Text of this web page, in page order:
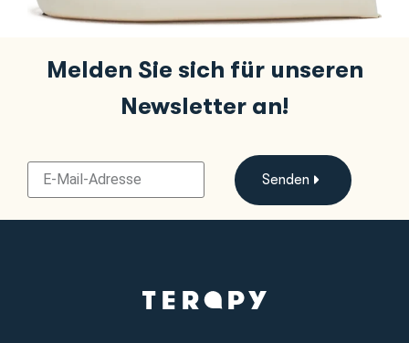
Melden Sie sich für unseren
Newsletter an!
Senden